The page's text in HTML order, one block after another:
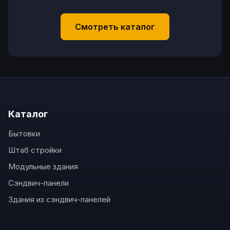
Смотреть каталог
Каталог
Бытовки
Штаб стройки
Модульные здания
Сэндвич-панели
Здания из сэндвич-панелей